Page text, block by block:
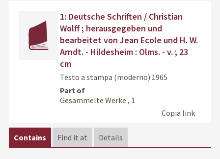
documento
Copia link
1: Deutsche Schriften / Christian
Wolff ; herausgegeben und
bearbeitet von Jean Ecole und H. W.
Arndt. - Hildesheim : Olms. - v. ; 23
cm
Testo a stampa (moderno) 1965
Part of
Gesammelte Werke , 1
Contains Find it at Details